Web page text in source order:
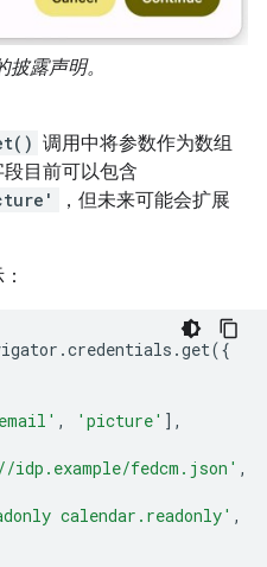
露声明。
调用中将参数作为数组
目前可以包含
，但未来可能会扩展
.credentials .get({
, 'picture' ],
fedcm.json' ,
calendar.readonly' ,